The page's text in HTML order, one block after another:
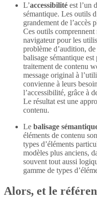
L’accessibilité est l’un
sémantique. Les outils
grandement de l’accès
Ces outils
navigateur pour les
problème d’audition,
balisage sémantique
traitement de contenu
message original à
convienne à leurs
l’accessibilité, grâce à
Le résultat est une
contenu.
Le balisage
éléments de contenu
types d’éléments
modèles plus anciens,
souvent tout aussi
gamme de types
Alors, et le